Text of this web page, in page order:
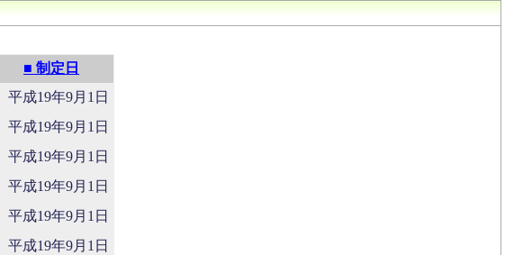
■ 制定日
平成19年9月1日
平成19年9月1日
平成19年9月1日
平成19年9月1日
平成19年9月1日
平成19年9月1日